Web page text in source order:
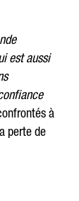
est aussi
à
perte de